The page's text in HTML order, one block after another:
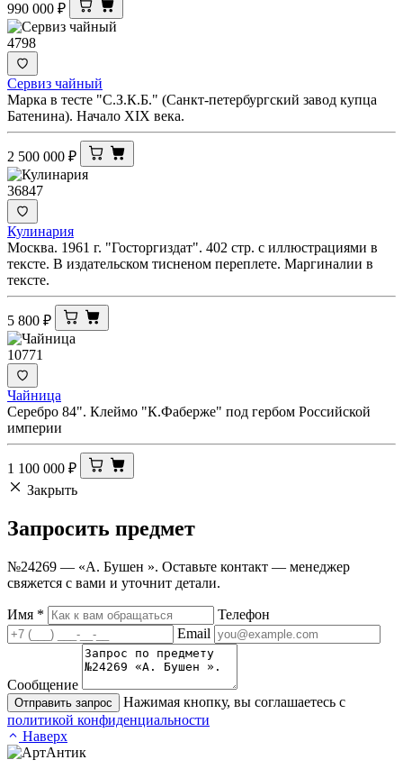
990 000 ₽
4798
Сервиз чайный
Марка в тесте "С.З.К.Б." (Санкт-петербургский завод купца
Батенина). Начало XIX века.
2 500 000 ₽
36847
Кулинария
Москва. 1961 г. "Госторгиздат". 402 стр. с иллюстрациями в
тексте. В издательском тисненом переплете. Маргиналии в
тексте.
5 800 ₽
10771
Чайница
Серебро 84". Клеймо "К.Фаберже" под гербом Российской
империи
1 100 000 ₽
Закрыть
Запросить предмет
№24269 — «А. Бушен ». Оставьте контакт — менеджер
свяжется с вами и уточнит детали.
Имя *
Телефон
Email
Сообщение
Отправить запрос
Нажимая кнопку, вы соглашаетесь с
политикой конфиденциальности
Наверх